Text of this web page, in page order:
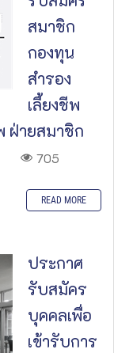
สมาชิก
กองทุน
สำรอง
เลี้ยงชีพ
ฝ่ายสมาชิก
705
READ MORE
ประกาศ
รับสมัคร
บุคคลเพื่อ
เข้ารับการ